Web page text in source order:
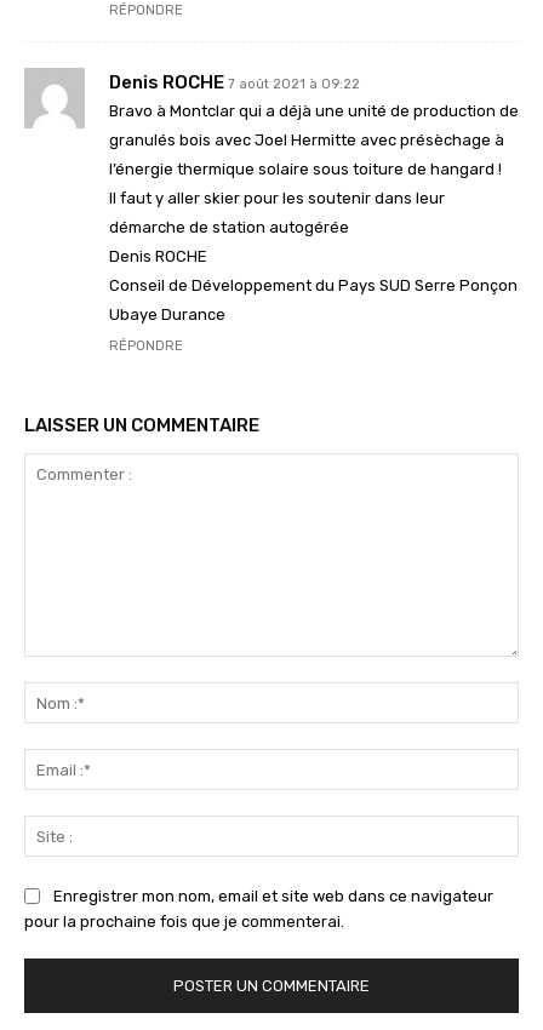
RÉPONDRE
Denis ROCHE 7 août 2021 à 09:22
Bravo à Montclar qui a déjà une unité de production de
granulés bois avec Joel Hermitte avec présèchage à
l’énergie thermique solaire sous toiture de hangard !
Il faut y aller skier pour les soutenir dans leur
démarche de station autogérée
Denis ROCHE
Conseil de Développement du Pays SUD Serre Ponçon
Ubaye Durance
RÉPONDRE
LAISSER UN COMMENTAIRE
Enregistrer mon nom, email et site web dans ce navigateur
pour la prochaine fois que je commenterai.